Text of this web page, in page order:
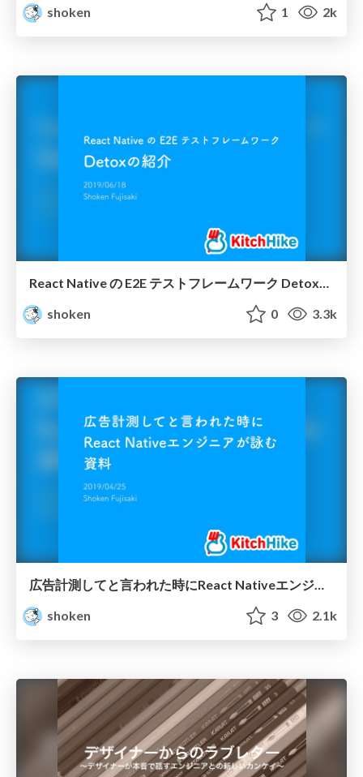
shoken 1 2k
React Native の E2E テストフレームワーク Detoxの紹介 / React Native E2E Test Detox
shoken
0 3.3k
広告計測してと言われた時にReact Nativeエンジニアが詠む資料 / React Native with AppsFlyer and Firebase Analytics
shoken
3 2.1k